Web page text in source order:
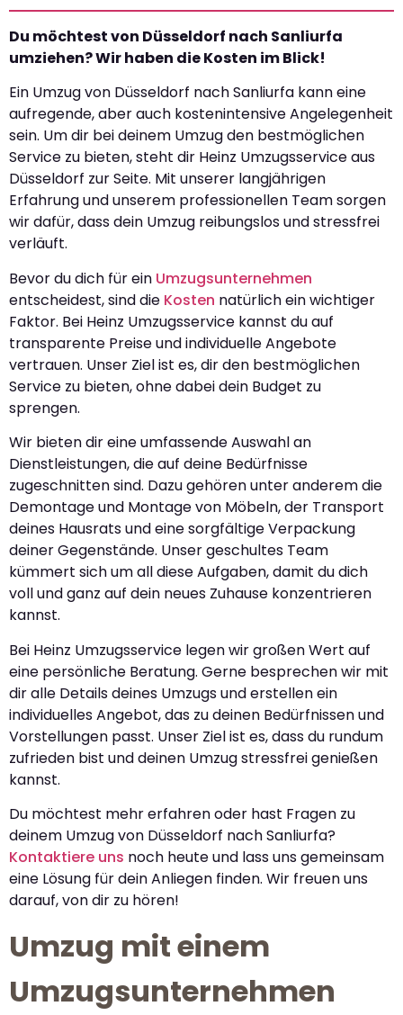
Du möchtest von Düsseldorf nach Sanliurfa
umziehen? Wir haben die Kosten im Blick!
Ein Umzug von Düsseldorf nach Sanliurfa kann eine
aufregende, aber auch kostenintensive Angelegenheit
sein. Um dir bei deinem Umzug den bestmöglichen
Service zu bieten, steht dir Heinz Umzugsservice aus
Düsseldorf zur Seite. Mit unserer langjährigen
Erfahrung und unserem professionellen Team sorgen
wir dafür, dass dein Umzug reibungslos und stressfrei
verläuft.
Bevor du dich für ein Umzugsunternehmen
entscheidest, sind die Kosten natürlich ein wichtiger
Faktor. Bei Heinz Umzugsservice kannst du auf
transparente Preise und individuelle Angebote
vertrauen. Unser Ziel ist es, dir den bestmöglichen
Service zu bieten, ohne dabei dein Budget zu
sprengen.
Wir bieten dir eine umfassende Auswahl an
Dienstleistungen, die auf deine Bedürfnisse
zugeschnitten sind. Dazu gehören unter anderem die
Demontage und Montage von Möbeln, der Transport
deines Hausrats und eine sorgfältige Verpackung
deiner Gegenstände. Unser geschultes Team
kümmert sich um all diese Aufgaben, damit du dich
voll und ganz auf dein neues Zuhause konzentrieren
kannst.
Bei Heinz Umzugsservice legen wir großen Wert auf
eine persönliche Beratung. Gerne besprechen wir mit
dir alle Details deines Umzugs und erstellen ein
individuelles Angebot, das zu deinen Bedürfnissen und
Vorstellungen passt. Unser Ziel ist es, dass du rundum
zufrieden bist und deinen Umzug stressfrei genießen
kannst.
Du möchtest mehr erfahren oder hast Fragen zu
deinem Umzug von Düsseldorf nach Sanliurfa?
Kontaktiere uns noch heute und lass uns gemeinsam
eine Lösung für dein Anliegen finden. Wir freuen uns
darauf, von dir zu hören!
Umzug mit einem
Umzugsunternehmen